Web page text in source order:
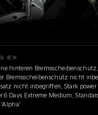
EX
hinteren
Bremsscheibenschutz nicht
nicht inbegriffen, Stark power
6 Days Extreme Medium,
'Alpha'